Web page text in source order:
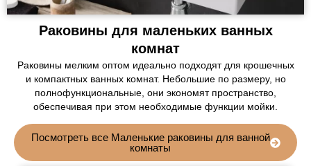
Раковины для маленьких ванных
комнат
Раковины мелким оптом идеально подходят для крошечных
и компактных ванных комнат. Небольшие по размеру, но
полнофункциональные, они экономят пространство,
обеспечивая при этом необходимые функции мойки.
Посмотреть все Маленькие раковины для ванной
комнаты